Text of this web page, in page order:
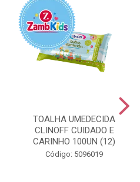
TOALHA UMEDECIDA
CLINOFF CUIDADO E
CARINHO 100UN (12)
Código: 5096019